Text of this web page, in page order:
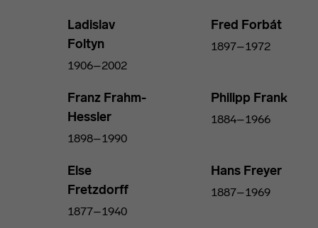
Ladislav
Foltyn
1906–2002
Fred Forbát
1897–1972
Franz Frahm-
Hessler
1898–1990
Philipp Frank
1884–1966
Else
Fretzdorff
1877–1940
Hans Freyer
1887–1969